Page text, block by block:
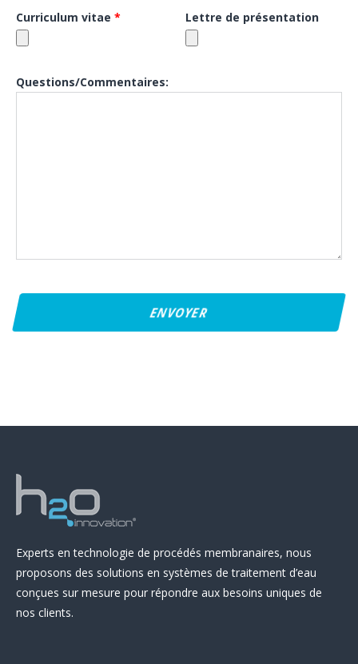
Curriculum vitae * Lettre de présentation
Questions/Commentaires:
Experts en technologie de procédés membranaires, nous
proposons des solutions en systèmes de traitement d’eau
conçues sur mesure pour répondre aux besoins uniques de
nos clients.